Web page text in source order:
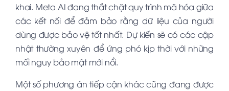
khai. Meta AI đang thắt chặt quy trình mã hóa giữa
các kết nối để đảm bảo rằng dữ liệu của người
dùng được bảo vệ tốt nhất. Dự kiến sẽ có các cập
nhật thường xuyên để ứng phó kịp thời với những
mối nguy bảo mật mới nổi.
Một số phương án tiếp cận khác cũng đang được